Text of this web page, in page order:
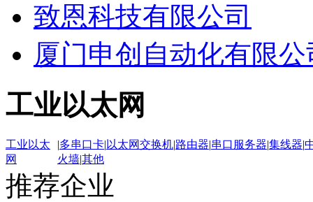
致恩科技有限公司
厦门申创自动化有限公
工业以太网
工业以太
网
|多串口卡| 以太网交换机|路由器|串口服务器|集线器|
火墙|其他
推荐企业